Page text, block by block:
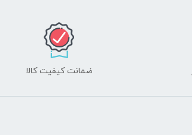
ضمانت کیفیت کالا